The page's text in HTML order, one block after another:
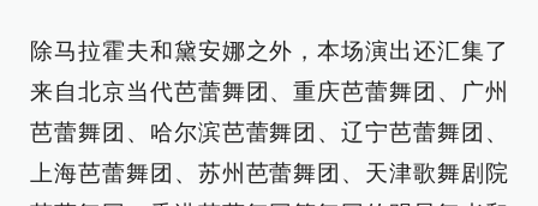
除马拉霍夫和黛安娜之外，本场演出还汇集了
来自北京当代芭蕾舞团、重庆芭蕾舞团、广州
芭蕾舞团、哈尔滨芭蕾舞团、辽宁芭蕾舞团、
上海芭蕾舞团、苏州芭蕾舞团、天津歌舞剧院